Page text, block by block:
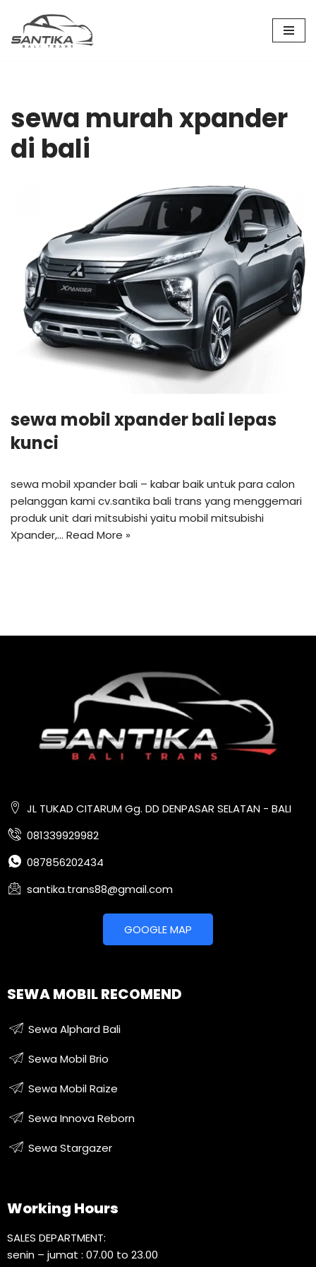
Skip
sewa murah xpander
di bali
sewa mobil xpander bali lepas
kunci
sewa mobil xpander bali – kabar baik untuk para calon
pelanggan kami cv.santika bali trans yang menggemari
produk unit dari mitsubishi yaitu mobil mitsubishi
Xpander,… Read More »
JL TUKAD CITARUM Gg. DD DENPASAR SELATAN - BALI
081339929982
087856202434
santika.trans88@gmail.com
GOOGLE MAP
SEWA MOBIL RECOMEND
Sewa Alphard Bali
Sewa Mobil Brio
Sewa Mobil Raize
Sewa Innova Reborn
Sewa Stargazer
Working Hours
SALES DEPARTMENT:
senin – jumat : 07.00 to 23.00